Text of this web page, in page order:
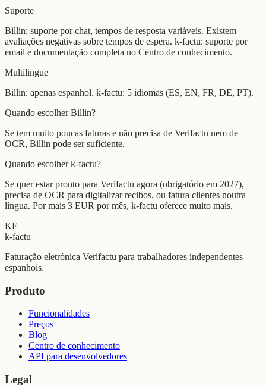
Suporte
Billin: suporte por chat, tempos de resposta variáveis. Existem
avaliações negativas sobre tempos de espera. k-factu: suporte por
email e documentação completa no Centro de conhecimento.
Multilingue
Billin: apenas espanhol. k-factu: 5 idiomas (ES, EN, FR, DE, PT).
Quando escolher Billin?
Se tem muito poucas faturas e não precisa de Verifactu nem de
OCR, Billin pode ser suficiente.
Quando escolher k-factu?
Se quer estar pronto para Verifactu agora (obrigatório em 2027),
precisa de OCR para digitalizar recibos, ou fatura clientes noutra
língua. Por mais 3 EUR por mês, k-factu oferece muito mais.
KF
k-factu
Faturação eletrónica Verifactu para trabalhadores independentes
espanhois.
Produto
Funcionalidades
Preços
Blog
Centro de conhecimento
API para desenvolvedores
Legal